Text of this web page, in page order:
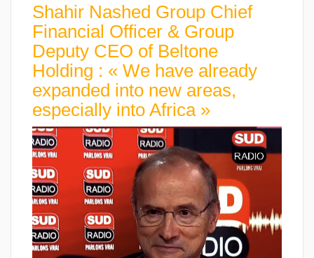
Shahir Nashed Group Chief
Financial Officer & Group
Deputy CEO of Beltone
Holding : « We have already
expanded into new areas,
especially into Africa »